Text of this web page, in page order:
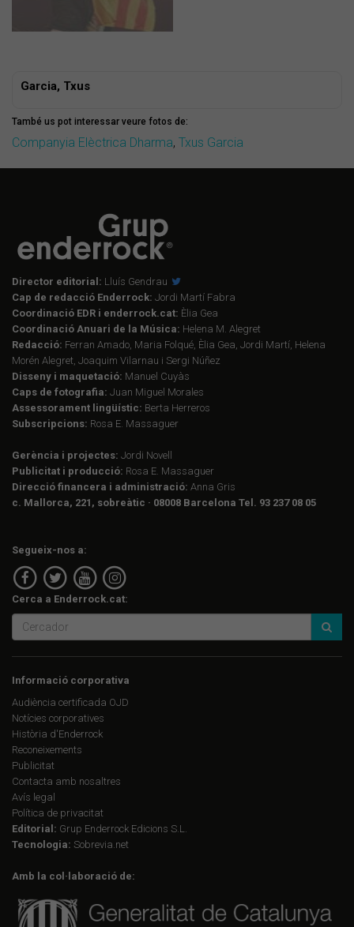
Garcia, Txus
També us pot interessar veure fotos de:
Companyia Elèctrica Dharma, Txus Garcia
Director editorial: Lluís Gendrau
Cap de redacció Enderrock: Jordi Martí Fabra
Coordinació EDR i enderrock.cat: Èlia Gea
Coordinació Anuari de la Música: Helena M. Alegret
Redacció: Ferran Amado, Maria Folqué, Èlia Gea, Jordi Martí, Helena
Morén Alegret, Joaquim Vilarnau i Sergi Núñez
Disseny i maquetació: Manuel Cuyàs
Caps de fotografia: Juan Miguel Morales
Assessorament lingüístic: Berta Herreros
Subscripcions: Rosa E. Massaguer
Gerència i projectes: Jordi Novell
Publicitat i producció: Rosa E. Massaguer
Direcció financera i administració: Anna Gris
c. Mallorca, 221, sobreàtic · 08008 Barcelona Tel. 93 237 08 05
Segueix-nos a:
Cerca a Enderrock.cat:
Informació corporativa
Audiència certificada OJD
Notícies corporatives
Història d'Enderrock
Reconeixements
Publicitat
Contacta amb nosaltres
Avís legal
Política de privacitat
Editorial: Grup Enderrock Edicions S.L.
Tecnologia: Sobrevia.net
Amb la col·laboració de: